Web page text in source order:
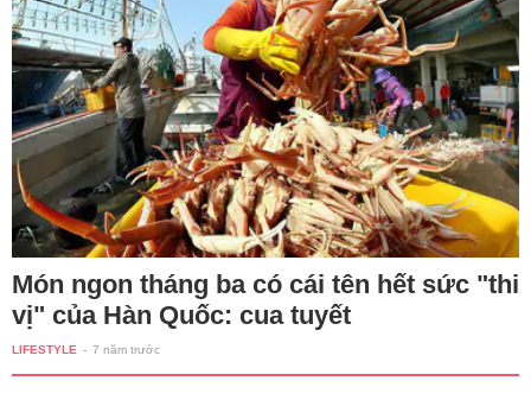
Món ngon tháng ba có cái tên hết sức "thi
vị" của Hàn Quốc: cua tuyết
LIFESTYLE - 7 năm trước